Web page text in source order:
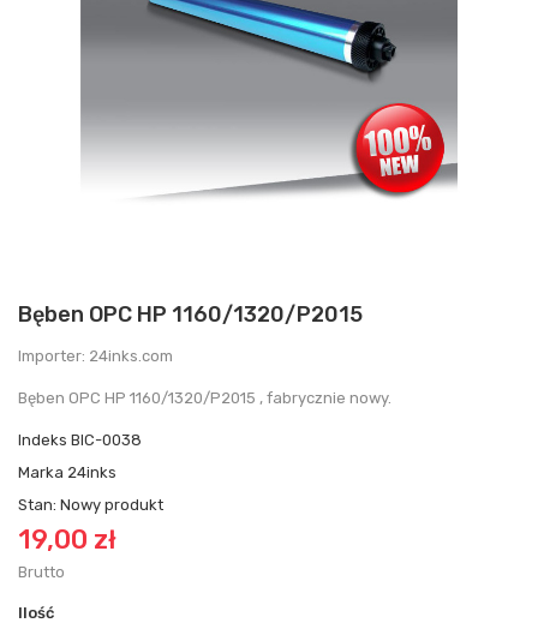
Bęben OPC HP 1160/1320/P2015
Importer: 24inks.com
Bęben OPC HP 1160/1320/P2015 , fabrycznie nowy.
Indeks BIC-0038
Marka 24inks
Stan: Nowy produkt
19,00 zł
Brutto
Ilość